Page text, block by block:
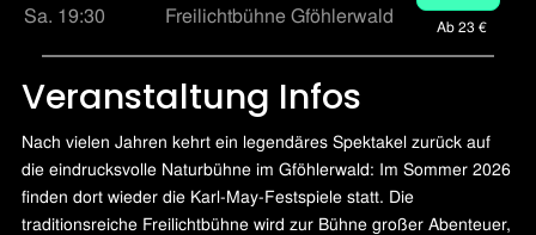
Sa. 19:30 Freilichtbühne Gföhlerwald
Ab 23 €
Veranstaltung Infos
Nach vielen Jahren kehrt ein legendäres Spektakel zurück auf
die eindrucksvolle Naturbühne im Gföhlerwald: Im Sommer 2026
finden dort wieder die Karl-May-Festspiele statt. Die
traditionsreiche Freilichtbühne wird zur Bühne großer Abenteuer,